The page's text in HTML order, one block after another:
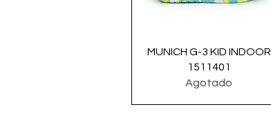
Vista rápida
MUNICH G-3 KID INDOOR
1511401
Agotado